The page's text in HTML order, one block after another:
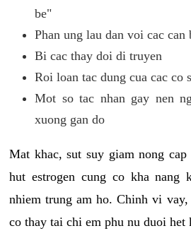
be"
Phan ung lau dan voi cac can
Bi cac thay doi di truyen
Roi loan tac dung cua cac co
Mot so tac nhan gay nen
xuong gan do
Mat khac, sut suy giam nong cap
hut estrogen cung co kha nang
nhiem trung am ho. Chinh vi
co thay tai chi em phu nu duoi het